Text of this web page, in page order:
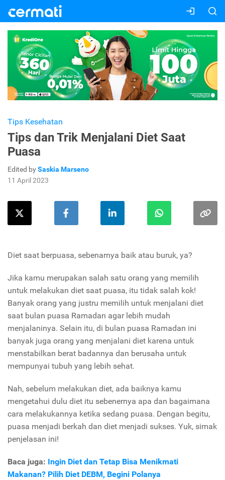
Tips Kesehatan
Tips dan Trik Menjalani Diet Saat
Puasa
Edited bySaskia Marseno
11 April 2023
Diet saat berpuasa, sebenarnya baik atau buruk, ya?
Jika kamu merupakan salah satu orang yang memilih
untuk melakukan diet saat puasa, itu tidak salah kok!
Banyak orang yang justru memilih untuk menjalani diet
saat bulan puasa Ramadan agar lebih mudah
menjalaninya. Selain itu, di bulan puasa Ramadan ini
banyak juga orang yang menjalani diet karena untuk
menstabilkan berat badannya dan berusaha untuk
mempunyai tubuh yang lebih sehat.
Nah, sebelum melakukan diet, ada baiknya kamu
mengetahui dulu diet itu sebenernya apa dan bagaimana
cara melakukannya ketika sedang puasa. Dengan begitu,
puasa menjadi berkah dan diet menjadi sukses. Yuk, simak
penjelasan ini!
Baca juga: Ingin Diet dan Tetap Bisa Menikmati
Makanan? Pilih Diet DEBM, Begini Polanya